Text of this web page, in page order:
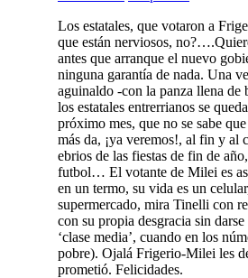
Los estatales, que votaron a
que están nerviosos,
antes que arranque el nuevo
ninguna garantía de nada. Una
aguinaldo -con la panza llena de
los estatales entrerrianos se
próximo mes, que no se sabe
más da, ¡ya veremos!, al fin y al
ebrios de las fiestas de fin de
futbol… El votante de Milei es
en un termo, su vida es un
supermercado, mira Tinelli con
con su propia desgracia sin
‘clase media’, cuando en los
pobre). Ojalá Frigerio-Milei les
prometió. Felicidades.